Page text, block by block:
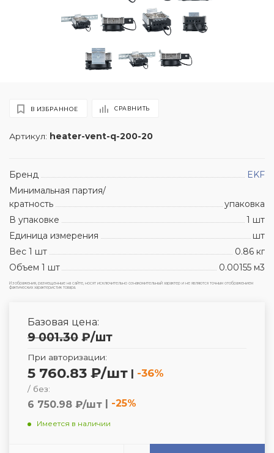
Артикул: heater-vent-q-200-20
В ИЗБРАННОЕ СРАВНИТЬ
Бренд
EKF
Минимальная партия/
кратность
упаковка
В упаковке
1 шт
Единица измерения
шт
Вес 1 шт
0.86 кг
Объем 1 шт
0.00155 м3
Изображения, размещенные на сайте, носят исключительно ознакомительный характер и не являются точным отображением
фактических характеристик товара.
Базовая цена:
9 001.30 ₽/шт
При авторизации:
5 760.83 ₽/шт | -36%
/ без:
6 750.98 ₽/шт -25%
Имеется в наличии